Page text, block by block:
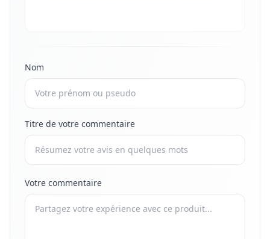
Nom
Titre de votre commentaire
Votre commentaire